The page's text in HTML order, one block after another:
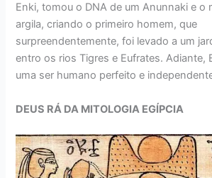
Enki, tomou o DNA de um Anunnaki e o
argila, criando o primeiro homem, que
surpreendentemente, foi levado a um
entro os rios Tigres e Eufrates. Adiante,
uma ser humano perfeito e
DEUS RÁ DA MITOLOGIA EGÍPCIA